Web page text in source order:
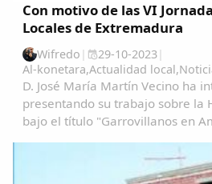
Con motivo de las VI
Locales de Extremadura
Wifredo | 29-10-2023|
Al-konetara,Actualidad local,
D. José María Martín Vecino ha
presentando su trabajo sobre la
bajo el título "Garrovillanos en
aproximación cartográfica" Garrovillanos-en-
AmeÃ&#140;&#129;rica-y-